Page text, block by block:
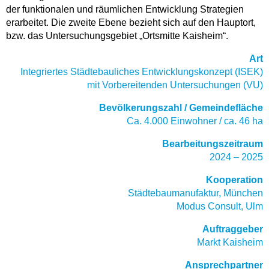
der funktionalen und räumlichen Entwicklung Strategien
erarbeitet. Die zweite Ebene bezieht sich auf den Hauptort,
bzw. das Untersuchungsgebiet „Ortsmitte Kaisheim“.
Art
Integriertes Städtebauliches Entwicklungskonzept (ISEK)
mit Vorbereitenden Untersuchungen (VU)
Bevölkerungszahl / Gemeindefläche
Ca. 4.000 Einwohner / ca. 46 ha
Bearbeitungszeitraum
2024 – 2025
Kooperation
Städtebaumanufaktur, München
Modus Consult, Ulm
Auftraggeber
Markt Kaisheim
Ansprechpartner